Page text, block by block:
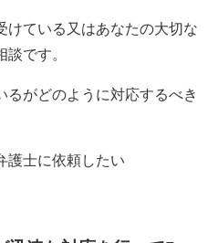
けている又はあなたの大切な
談です。
るがどのように対応するべき
護士に依頼したい